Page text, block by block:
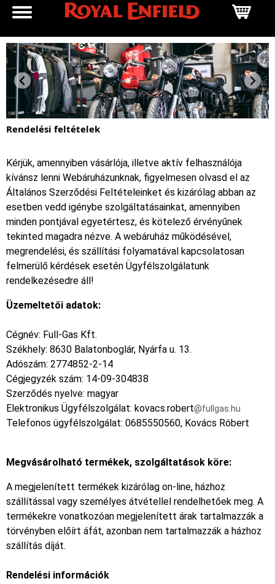
Rendelési feltételek
Kérjük, amennyiben vásárlója, illetve aktív felhasználója
kívánsz lenni Webáruházunknak, figyelmesen olvasd el az
Általános Szerződési Feltételeinket és kizárólag abban az
esetben vedd igénybe szolgáltatásainkat, amennyiben
minden pontjával egyetértesz, és kötelező érvényűnek
tekinted magadra nézve. A webáruház működésével,
megrendelési, és szállítási folyamatával kapcsolatosan
felmerülő kérdések esetén Ügyfélszolgálatunk
rendelkezésedre áll!
Üzemeltetői adatok:
Cégnév: Full-Gas Kft.
Székhely: 8630 Balatonboglár, Nyárfa u. 13.
Adószám: 2774852-2-14
Cégjegyzék szám: 14-09-304838
Szerződés nyelve: magyar
Elektronikus Ügyfélszolgálat: kovacs.robert@fullgas.hu
Telefonos ügyfélszolgálat: 0685550560, Kovács Róbert
Megvásárolható termékek, szolgáltatások köre:
A megjelenített termékek kizárólag on-line, házhoz
szállítással vagy személyes átvétellel rendelhetőek meg. A
termékekre vonatkozóan megjelenített árak tartalmazzák a
törvényben előírt áfát, azonban nem tartalmazzák a házhoz
szállítás díját.
Rendelési információk